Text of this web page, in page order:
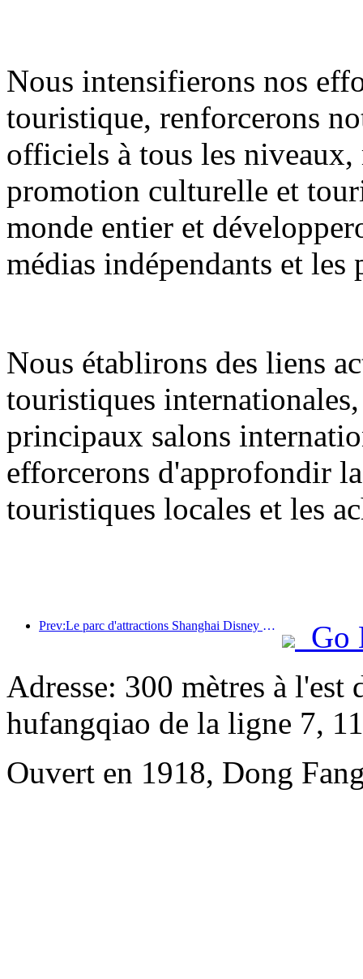
Nous intensifierons nos
touristique, renforcerons
officiels à tous les niveaux,
promotion culturelle et
monde entier et
médias indépendants et
Nous établirons des liens
touristiques
principaux salons
efforcerons d'approfondir
touristiques locales et les
Prev:Le parc d'attractions Shanghai Disney Resort célèbre son 10e anniversaire et a accueilli à ce jour plus de 100 millions de visiteurs.
Go
Adresse: 300 mètres à
hufangqiao de la ligne 7,
Ouvert en 1918, Dong